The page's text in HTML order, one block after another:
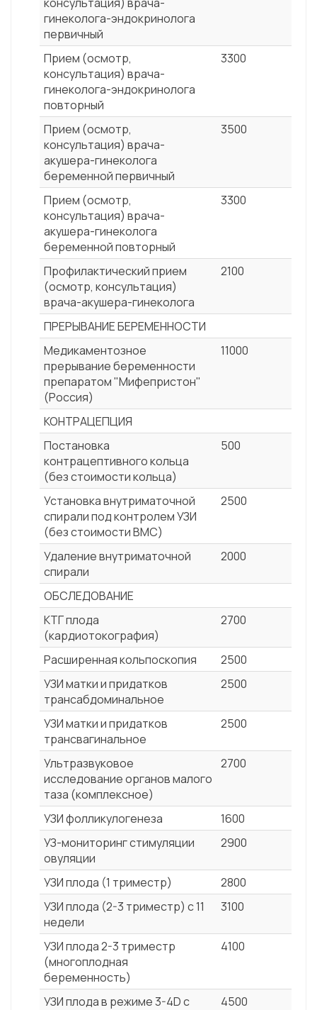
гинеколога-эндокринолога
первичный
Прием (осмотр,
консультация) врача-
гинеколога-эндокринолога
повторный
3300
Прием (осмотр,
консультация) врача-
акушера-гинеколога
беременной первичный
3500
Прием (осмотр,
консультация) врача-
акушера-гинеколога
беременной повторный
3300
Профилактический прием
(осмотр, консультация)
врача-акушера-гинеколога
2100
ПРЕРЫВАНИЕ БЕРЕМЕННОСТИ
Медикаментозное
прерывание беременности
препаратом "Мифепристон"
(Россия)
11000
КОНТРАЦЕПЦИЯ
Постановка
контрацептивного кольца
(без стоимости кольца)
500
Установка внутриматочной
спирали под контролем УЗИ
(без стоимости ВМС)
2500
Удаление внутриматочной
спирали
2000
ОБСЛЕДОВАНИЕ
КТГ плода
(кардиотокография)
2700
Расширенная кольпоскопия
2500
УЗИ матки и придатков
трансабдоминальное
2500
УЗИ матки и придатков
трансвагинальное
2500
Ультразвуковое
исследование органов малого
таза (комплексное)
2700
УЗИ фолликулогенеза
1600
УЗ-мониторинг стимуляции
овуляции
2900
УЗИ плода (1 триместр)
2800
УЗИ плода (2-3 триместр) с 11
недели
3100
УЗИ плода 2-3 триместр
(многоплодная
беременность)
4100
УЗИ плода в режиме 3-4D с
4500